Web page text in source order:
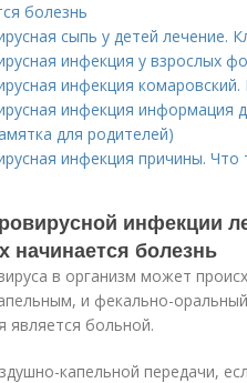
болезнь
сыпь у детей лечение.
инфекция у взрослых
инфекция
инфекция информация
для родителей)
инфекция причины.
инфекции
начинается болезнь
в организм может
и фекально-
является больной.
капельной передачи,